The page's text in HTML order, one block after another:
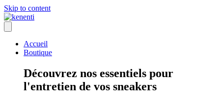
Skip to content
Accueil
Boutique
Découvrez nos essentiels pour
l'entretien de vos sneakers